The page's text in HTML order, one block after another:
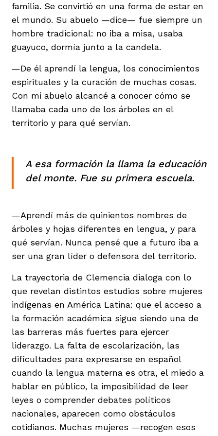
familia. Se convirtió en una forma de estar en
el mundo. Su abuelo —dice— fue siempre un
hombre tradicional: no iba a misa, usaba
guayuco, dormía junto a la candela.
—De él aprendí la lengua, los conocimientos
espirituales y la curación de muchas cosas.
Con mi abuelo alcancé a conocer cómo se
llamaba cada uno de los árboles en el
territorio y para qué servían.
A esa formación la llama la educación
del monte. Fue su primera escuela.
—Aprendí más de quinientos nombres de
árboles y hojas diferentes en lengua, y para
qué servían. Nunca pensé que a futuro iba a
ser una gran líder o defensora del territorio.
La trayectoria de Clemencia dialoga con lo
que revelan distintos estudios sobre mujeres
indígenas en América Latina: que el acceso a
la formación académica sigue siendo una de
las barreras más fuertes para ejercer
liderazgo. La falta de escolarización, las
dificultades para expresarse en español
cuando la lengua materna es otra, el miedo a
hablar en público, la imposibilidad de leer
leyes o comprender debates políticos
nacionales, aparecen como obstáculos
cotidianos. Muchas mujeres —recogen esos